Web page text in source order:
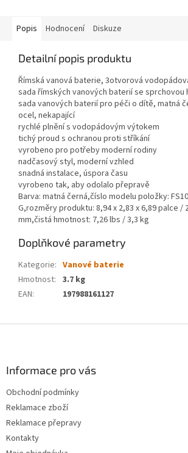
Popis Hodnocení Diskuze
Detailní popis produktu
Římská vanová baterie, 3otvorová
sada římských vanových baterií se sprchovou
sada vanových baterií pro péči o dítě, matná
ocel, nekapající
rychlé plnění s vodopádovým výtokem
tichý proud s ochranou proti stříkání
vyrobeno pro potřeby moderní rodiny
nadčasový styl, moderní vzhled
snadná instalace, úspora času
vyrobeno tak, aby odolalo přepravě
Barva: matná černá,číslo modelu položky:
G,rozměry produktu: 8,94 x 2,83 x 6,89 palce /
mm,čistá hmotnost: 7,26 lbs / 3,3 kg
Doplňkové parametry
Kategorie: Vanové baterie
Hmotnost: 3.7 kg
EAN: 197988161127
Informace pro vás
Obchodní podmínky
Reklamace zboží
Reklamace přepravy
Kontakty